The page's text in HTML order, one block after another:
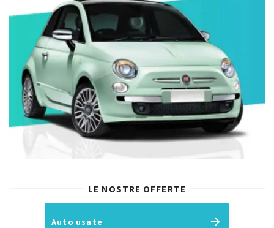
LE NOSTRE OFFERTE
Auto usate